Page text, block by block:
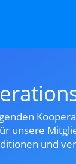
unsere
und